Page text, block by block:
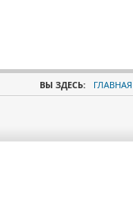
ВЫ ЗДЕСЬ: ГЛАВНАЯ